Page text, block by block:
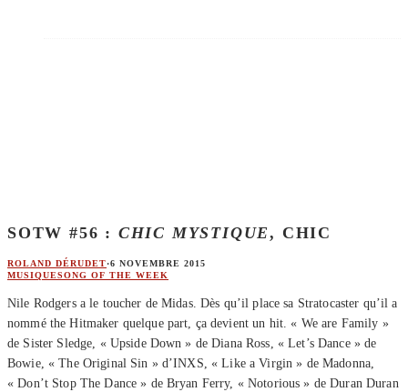
SOTW #56 : CHIC MYSTIQUE, CHIC
ROLAND DÉRUDET·6 NOVEMBRE 2015
MUSIQUESONG OF THE WEEK
Nile Rodgers a le toucher de Midas. Dès qu’il place sa Stratocaster qu’il a
nommé the Hitmaker quelque part, ça devient un hit. « We are Family »
de Sister Sledge, « Upside Down » de Diana Ross, « Let’s Dance » de
Bowie, « The Original Sin » d’INXS, « Like a Virgin » de Madonna,
« Don’t Stop The Dance » de Bryan Ferry, « Notorious » de Duran Duran